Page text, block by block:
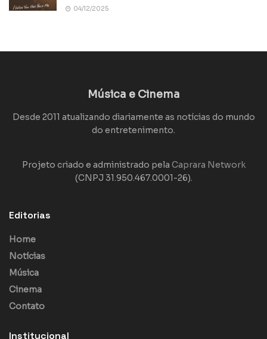
04/12/2025
Música e Cinema
Desde 2011 atualizando diariamente as notícias do mundo
do entretenimento.
Projeto criado e administrado pela Caprara Network
(CNPJ 31.950.467.0001-26).
Editorias
Home
Notícias
Música
Cinema
Contato
Institucional